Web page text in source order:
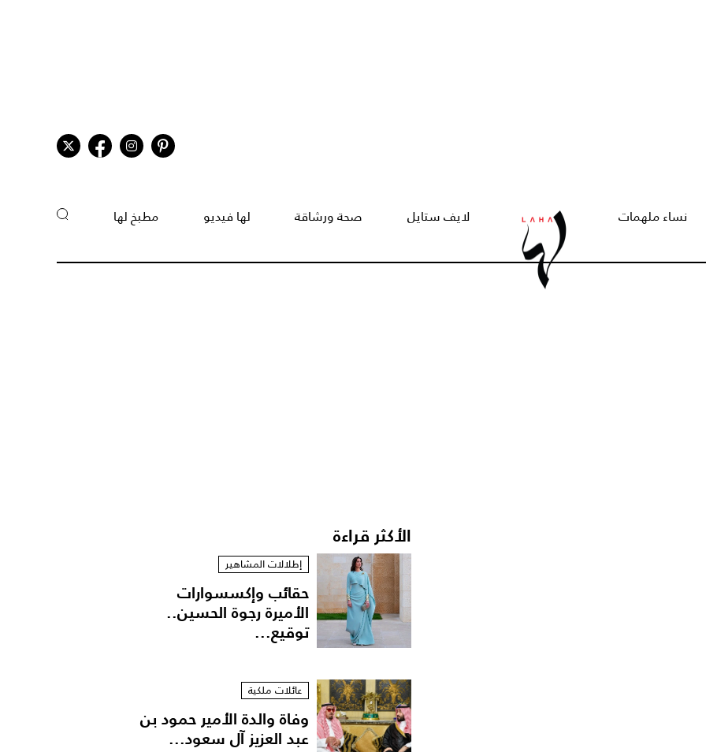
نساء ملهمات لايف ستايل صحة ورشاقة لها فيديو مطبخ لها
الأكثر قراءة
إطلالات المشاهير
حقائب وإكسسوارات
الأميرة رجوة الحسين..
توقيع...
عائلات ملكية
وفاة والدة الأمير حمود بن
عبد العزيز آل سعود...